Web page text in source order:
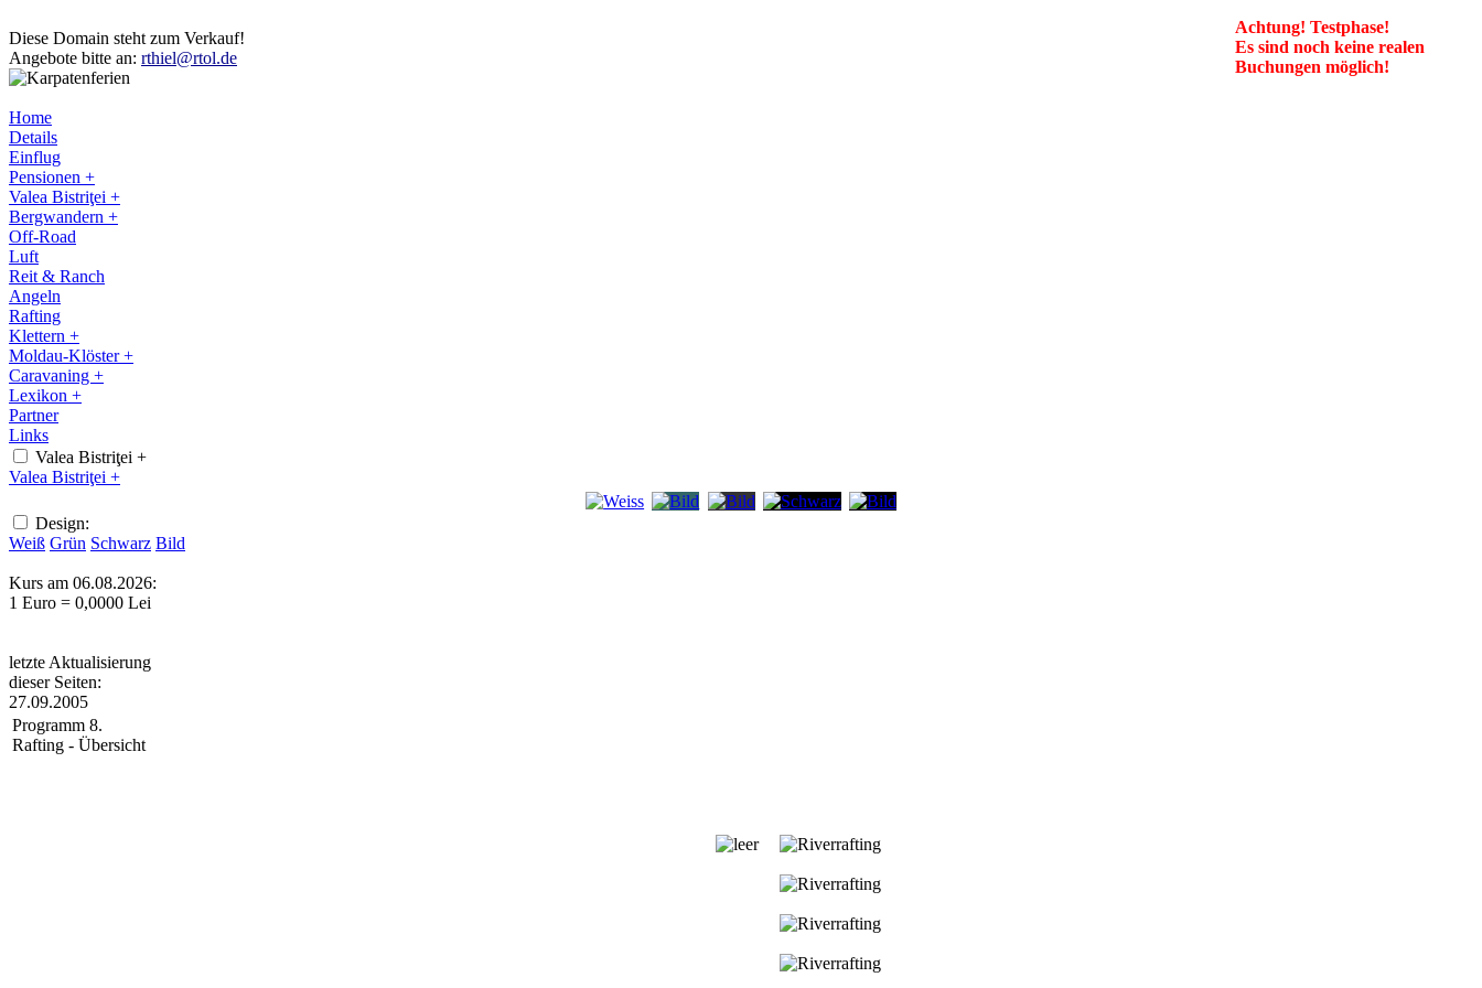
Diese Domain steht zum Verkauf!
Angebote bitte an: rthiel@rtol.de
Achtung! Testphase!
Es sind noch keine realen
Buchungen möglich!
Home
Details
Einflug
Pensionen +
Valea Bistriţei +
Bergwandern +
Off-Road
Luft
Reit & Ranch
Angeln
Rafting
Klettern +
Moldau-Klöster +
Caravaning +
Lexikon +
Partner
Links
Valea Bistriţei +
Valea Bistriţei +
Design:
Weiß Grün Schwarz Bild
Kurs am 06.08.2026:
1 Euro = 0,0000 Lei
letzte Aktualisierung
dieser Seiten:
27.09.2005
Programm 8.
Rafting - Übersicht